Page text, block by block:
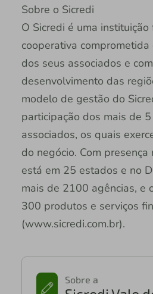
Sobre o Sicredi
O Sicredi é uma instituição
cooperativa comprometida
dos seus associados e
desenvolvimento das
modelo de gestão do
participação dos mais de
associados, os quais
do negócio. Com presença
está em 25 estados e no
mais de 2100 agências, e
300 produtos e serviços
(www.sicredi.com.br).
Sobre a